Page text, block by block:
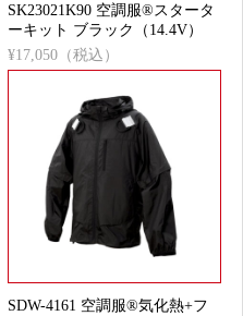
SK23021K90 空調服®スタータ
ーキット ブラック（14.4V）
¥17,050（税込）
SDW-4161 空調服®気化熱+フ